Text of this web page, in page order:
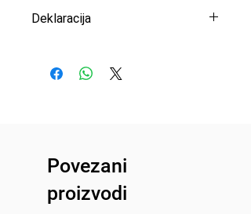
Deklaracija
d.o.o
Povezani
proizvodi